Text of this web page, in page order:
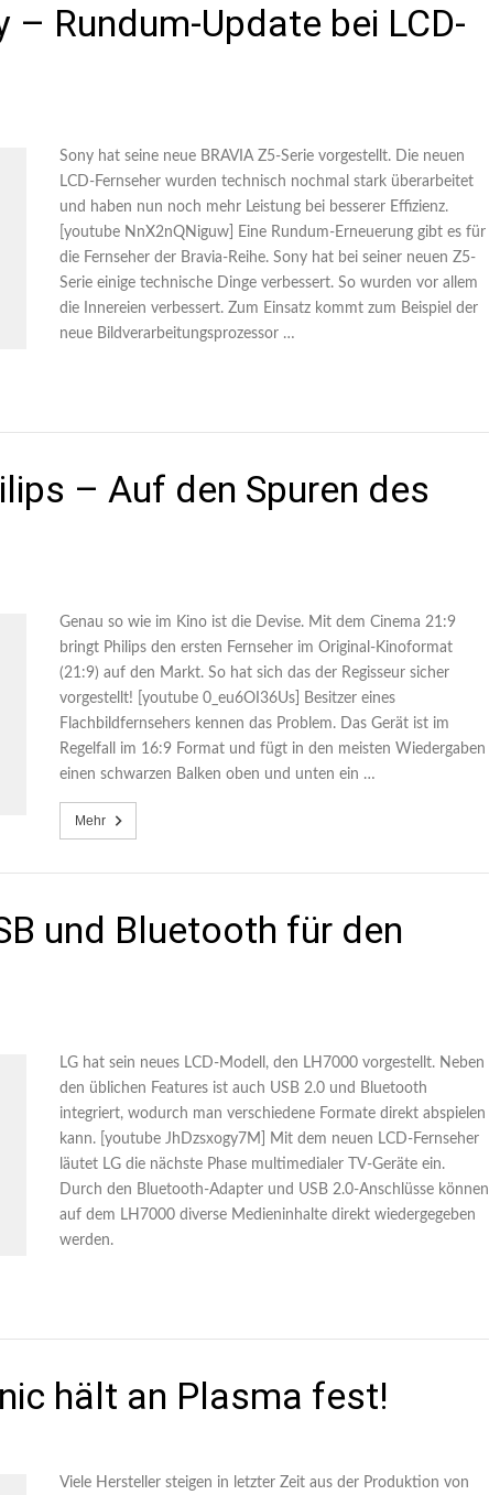
– Rundum-Update bei LCD-
Sony hat seine neue BRAVIA Z5-Serie vorgestellt. Die neuen
LCD-Fernseher wurden technisch nochmal stark überarbeitet
und haben nun noch mehr Leistung bei besserer Effizienz.
[youtube NnX2nQNiguw] Eine Rundum-Erneuerung gibt es für
die Fernseher der Bravia-Reihe. Sony hat bei seiner neuen Z5-
Serie einige technische Dinge verbessert. So wurden vor allem
die Innereien verbessert. Zum Einsatz kommt zum Beispiel der
neue Bildverarbeitungsprozessor …
– Auf den Spuren des
Genau so wie im Kino ist die Devise. Mit dem Cinema 21:9
bringt Philips den ersten Fernseher im Original-Kinoformat
(21:9) auf den Markt. So hat sich das der Regisseur sicher
vorgestellt! [youtube 0_eu6OI36Us] Besitzer eines
Flachbildfernsehers kennen das Problem. Das Gerät ist im
Regelfall im 16:9 Format und fügt in den meisten Wiedergaben
einen schwarzen Balken oben und unten ein …
Mehr
und Bluetooth für den
LG hat sein neues LCD-Modell, den LH7000 vorgestellt. Neben
den üblichen Features ist auch USB 2.0 und Bluetooth
integriert, wodurch man verschiedene Formate direkt abspielen
kann. [youtube JhDzsxogy7M] Mit dem neuen LCD-Fernseher
läutet LG die nächste Phase multimedialer TV-Geräte ein.
Durch den Bluetooth-Adapter und USB 2.0-Anschlüsse können
auf dem LH7000 diverse Medieninhalte direkt wiedergegeben
werden.
hält an Plasma fest!
Viele Hersteller steigen in letzter Zeit aus der Produktion von